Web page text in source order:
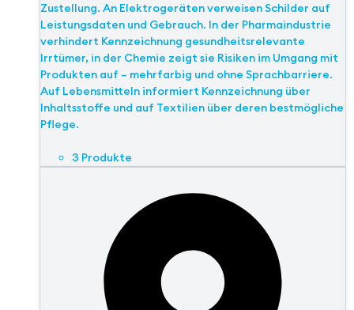
Zustellung. An Elektrogeräten verweisen Schilder auf
Leistungsdaten und Gebrauch. In der Pharmaindustrie
verhindert Kennzeichnung gesundheitsrelevante
Irrtümer, in der Chemie zeigt sie Risiken im Umgang mit
Produkten auf – mehrfarbig und ohne Sprachbarriere.
Auf Lebensmitteln informiert Kennzeichnung über
Inhaltsstoffe und auf Textilien über deren bestmögliche
Pflege.
3 Produkte